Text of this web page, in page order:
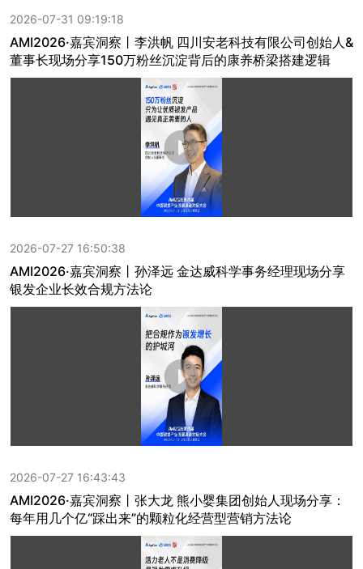
2026-07-31 09:19:18
AMI2026·嘉宾洞察丨李洪帆 四川安老科技有限公司创始人&
董事长现场分享150万粉丝沉淀背后的康养桥梁搭建逻辑
2026-07-27 16:50:38
AMI2026·嘉宾洞察丨孙泽远 金达威科学事务经理现场分享
银发企业长效合规方法论
2026-07-27 16:43:43
AMI2026·嘉宾洞察丨张大龙 熊小婴集团创始人现场分享：
每年用几个亿“踩出来”的颗粒化经营型营销方法论